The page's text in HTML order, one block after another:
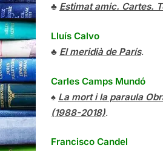
♣ Estimat amic. Cartes.
Lluís Calvo
♣ El meridià de París.
Carles Camps Mundó
♠ La mort i la paraula
(1988-2018).
Francisco Candel